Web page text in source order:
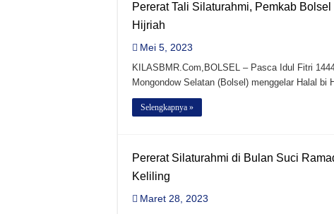
Pererat Tali Silaturahmi, Pemkab
Hijriah
Mei 5, 2023
KILASBMR.Com,BOLSEL – Pasca Idul Fitri
Mongondow Selatan (Bolsel) menggelar Halal
Selengkapnya »
Pererat Silaturahmi di Bulan Suci
Keliling
Maret 28, 2023